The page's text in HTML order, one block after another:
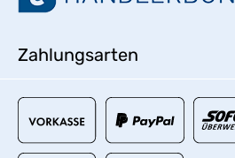
Zahlungsarten